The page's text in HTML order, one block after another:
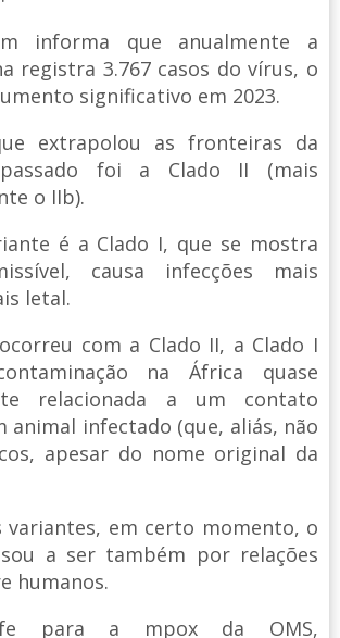
informa que anualmente a
registra 3.767 casos do vírus, o
significativo em 2023.
extrapolou as fronteiras da
foi a Clado II (mais
o IIb).
é a Clado I, que se mostra
causa infecções mais
letal.
com a Clado II, a Clado I
na África quase
relacionada a um contato
animal infectado (que, aliás, não
apesar do nome original da
variantes, em certo momento, o
a ser também por relações
humanos.
para a mpox da OMS,